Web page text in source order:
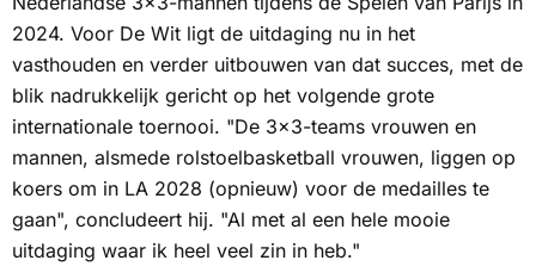
2024. Voor De Wit ligt de uitdaging nu in het
vasthouden en verder uitbouwen van dat succes, met de
blik nadrukkelijk gericht op het volgende grote
internationale toernooi. "De 3x3-teams vrouwen en
mannen, alsmede rolstoelbasketball vrouwen, liggen op
koers om in LA 2028 (opnieuw) voor de medailles te
gaan", concludeert hij. "Al met al een hele mooie
uitdaging waar ik heel veel zin in heb."